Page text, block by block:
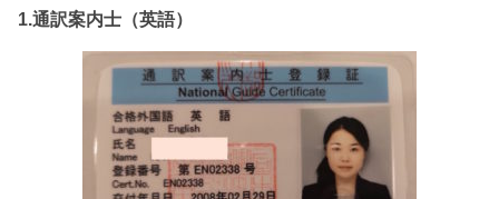
1.通訳案内士（英語）